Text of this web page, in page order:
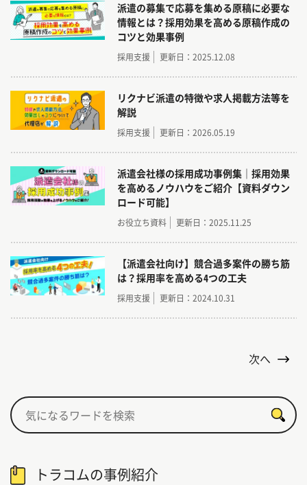
派遣の募集で応募を集める原稿に必要な
情報とは？採用効果を高める原稿作成の
コツと効果事例
採用支援 更新日：2025.12.08
リクナビ派遣の特徴や求人掲載方法等を
解説
採用支援 更新日：2026.05.19
派遣会社様の採用成功事例集｜採用効果
を高めるノウハウをご紹介【資料ダウン
ロード可能】
お役立ち資料 更新日：2025.11.25
【派遣会社向け】競合過多案件の勝ち筋
は？採用率を高める4つの工夫
採用支援 更新日：2024.10.31
次へ
トラコムの事例紹介